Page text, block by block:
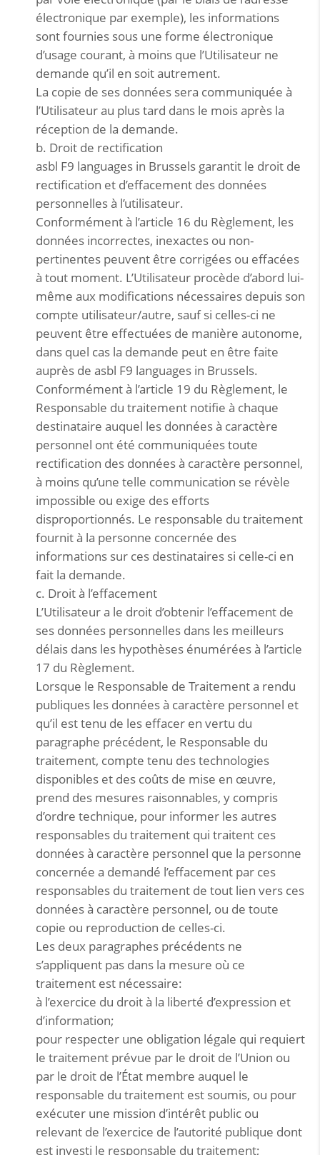
électronique par exemple), les informations
sont fournies sous une forme électronique
d’usage courant, à moins que l’Utilisateur ne
demande qu’il en soit autrement.
La copie de ses données sera communiquée à
l’Utilisateur au plus tard dans le mois après la
réception de la demande.
b. Droit de rectification
asbl F9 languages in Brussels garantit le droit de
rectification et d’effacement des données
personnelles à l’utilisateur.
Conformément à l’article 16 du Règlement, les
données incorrectes, inexactes ou non-
pertinentes peuvent être corrigées ou effacées
à tout moment. L’Utilisateur procède d’abord lui-
même aux modifications nécessaires depuis son
compte utilisateur/autre, sauf si celles-ci ne
peuvent être effectuées de manière autonome,
dans quel cas la demande peut en être faite
auprès de asbl F9 languages in Brussels.
Conformément à l’article 19 du Règlement, le
Responsable du traitement notifie à chaque
destinataire auquel les données à caractère
personnel ont été communiquées toute
rectification des données à caractère personnel,
à moins qu’une telle communication se révèle
impossible ou exige des efforts
disproportionnés. Le responsable du traitement
fournit à la personne concernée des
informations sur ces destinataires si celle-ci en
fait la demande.
c. Droit à l’effacement
L’Utilisateur a le droit d’obtenir l’effacement de
ses données personnelles dans les meilleurs
délais dans les hypothèses énumérées à l’article
17 du Règlement.
Lorsque le Responsable de Traitement a rendu
publiques les données à caractère personnel et
qu’il est tenu de les effacer en vertu du
paragraphe précédent, le Responsable du
traitement, compte tenu des technologies
disponibles et des coûts de mise en œuvre,
prend des mesures raisonnables, y compris
d’ordre technique, pour informer les autres
responsables du traitement qui traitent ces
données à caractère personnel que la personne
concernée a demandé l’effacement par ces
responsables du traitement de tout lien vers ces
données à caractère personnel, ou de toute
copie ou reproduction de celles-ci.
Les deux paragraphes précédents ne
s’appliquent pas dans la mesure où ce
traitement est nécessaire:
à l’exercice du droit à la liberté d’expression et
d’information;
pour respecter une obligation légale qui requiert
le traitement prévue par le droit de l’Union ou
par le droit de l’État membre auquel le
responsable du traitement est soumis, ou pour
exécuter une mission d’intérêt public ou
relevant de l’exercice de l’autorité publique dont
est investi le responsable du traitement;